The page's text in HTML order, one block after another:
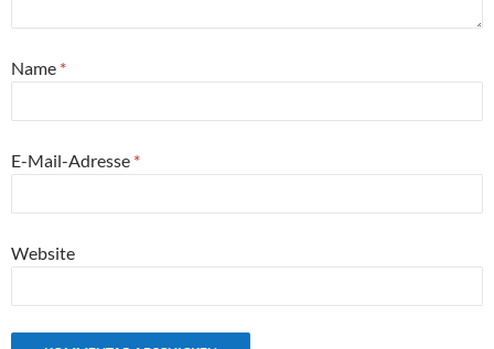
Name *
E-Mail-Adresse *
Website